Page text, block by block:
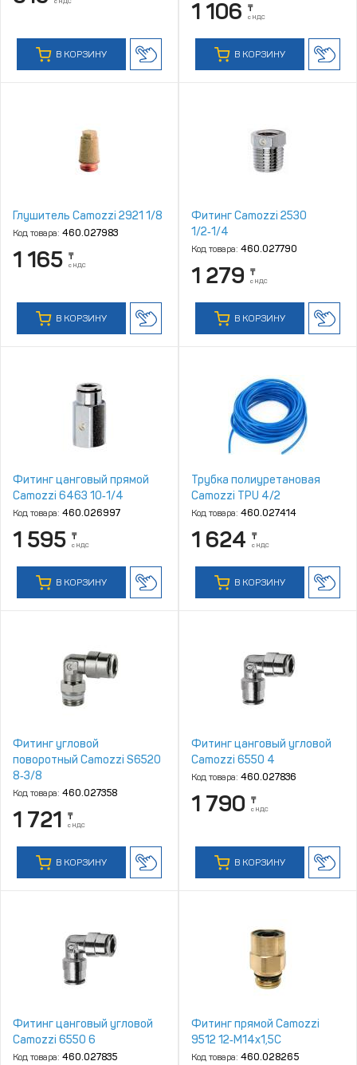
В КОРЗИНУ
1 106 ₸
с НДС
В КОРЗИНУ
Глушитель Camozzi 2921 1/8
Код товара: 460.027983
1 165 ₸
с НДС
В КОРЗИНУ
Фитинг Camozzi 2530
1/2‑1/4
Код товара: 460.027790
1 279 ₸
с НДС
В КОРЗИНУ
Фитинг цанговый прямой
Camozzi 6463 10‑1/4
Код товара: 460.026997
1 595 ₸
с НДС
В КОРЗИНУ
Трубка полиуретановая
Camozzi TPU 4/2
Код товара: 460.027414
1 624 ₸
с НДС
В КОРЗИНУ
Фитинг угловой
поворотный Camozzi S6520
8‑3/8
Код товара: 460.027358
1 721 ₸
с НДС
В КОРЗИНУ
Фитинг цанговый угловой
Camozzi 6550 4
Код товара: 460.027836
1 790 ₸
с НДС
В КОРЗИНУ
Фитинг цанговый угловой
Camozzi 6550 6
Код товара: 460.027835
Фитинг прямой Camozzi
9512 12‑M14x1,5C
Код товара: 460.028265